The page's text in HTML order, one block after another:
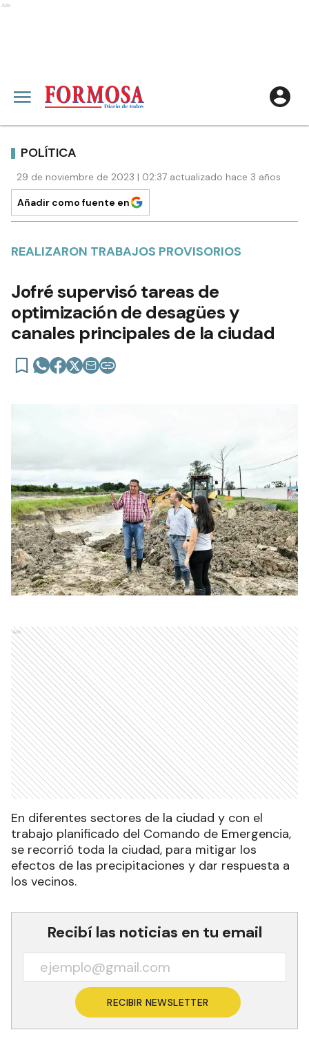
Ads
POLÍTICA
29 de noviembre de 2023 | 02:37 actualizado hace 3 años
Añadir como fuente en
REALIZARON TRABAJOS PROVISORIOS
Jofré supervisó tareas de
optimización de desagües y
canales principales de la ciudad
Ads
En diferentes sectores de la ciudad y con el
trabajo planificado del Comando de Emergencia,
se recorrió toda la ciudad, para mitigar los
efectos de las precipitaciones y dar respuesta a
los vecinos.
Recibí las noticias en tu email
RECIBIR NEWSLETTER